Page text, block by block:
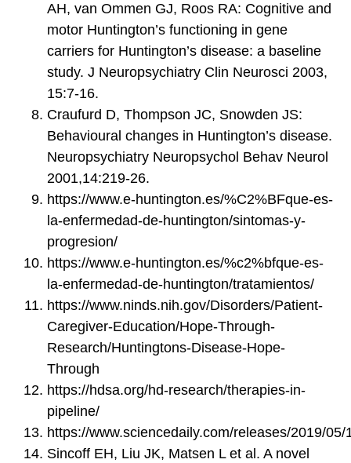
AH, van Ommen GJ, Roos RA: Cognitive and
motor Huntington’s functioning in gene
carriers for Huntington’s disease: a baseline
study. J Neuropsychiatry Clin Neurosci 2003,
15:7-16.
Craufurd D, Thompson JC, Snowden JS:
Behavioural changes in Huntington’s disease.
Neuropsychiatry Neuropsychol Behav Neurol
2001,14:219-26.
https://www.e-huntington.es/%C2%BFque-es-
la-enfermedad-de-huntington/sintomas-y-
progresion/
https://www.e-huntington.es/%c2%bfque-es-
la-enfermedad-de-huntington/tratamientos/
https://www.ninds.nih.gov/Disorders/Patient-
Caregiver-Education/Hope-Through-
Research/Huntingtons-Disease-Hope-
Through
https://hdsa.org/hd-research/therapies-in-
pipeline/
https://www.sciencedaily.com/releases/2019/
Sincoff EH, Liu JK, Matsen L et al. A novel